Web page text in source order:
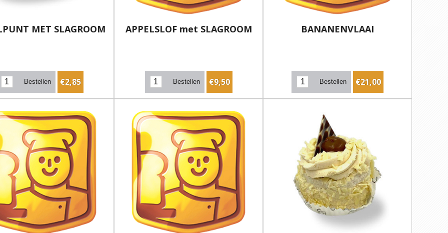
MET SLAGROOM
€2,85
APPELSLOF met SLAGROOM
€9,50
BANANENVLAAI
€21,00